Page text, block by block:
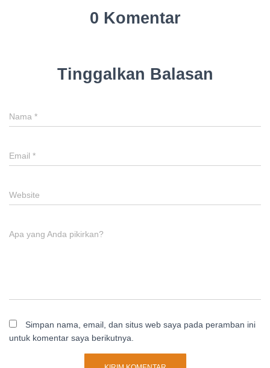
0 Komentar
Tinggalkan Balasan
Nama *
Email *
Website
Apa yang Anda pikirkan?
Simpan nama, email, dan situs web saya pada peramban ini
untuk komentar saya berikutnya.